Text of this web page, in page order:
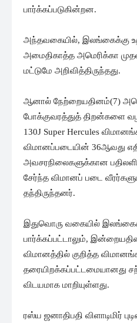
பார்க்கப்படுகின்றன.
அந்தவகையில், இலங்கைக்கு
அமைதிகாத்த அமெரிக்கா
மட்டுமே அறிவித்திருந்தது.
ஆனால் நேற்றையதினம்(7)
போக்குவரத்துத் திறன்களை
130J Super Hercules
விமானப்படையின் 36ஆவது
அவசரநிலைகளுக்கான
சேர்ந்த விமானப் படை
தந்திருந்தனர்.
இதுவொரு வகையில்
பார்க்கப்பட்டாலும்,
விமானத்தில் குறித்த
தரையிறக்கப்பட்டமையானது
விடயமாக மாறியுள்ளது.
ரஸ்ய ஜனாதிபதி விளாடிமிர்